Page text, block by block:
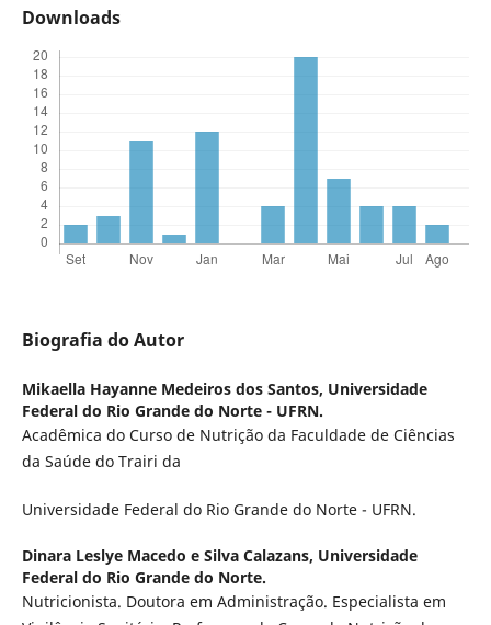
Downloads
Biografia do Autor
Mikaella Hayanne Medeiros dos Santos, Universidade
Federal do Rio Grande do Norte - UFRN.
Acadêmica do Curso de Nutrição da Faculdade de Ciências
da Saúde do Trairi da
Universidade Federal do Rio Grande do Norte - UFRN.
Dinara Leslye Macedo e Silva Calazans, Universidade
Federal do Rio Grande do Norte.
Nutricionista. Doutora em Administração. Especialista em